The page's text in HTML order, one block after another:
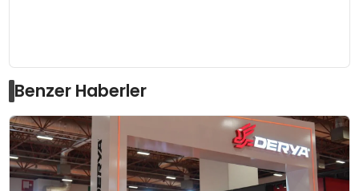
Benzer Haberler